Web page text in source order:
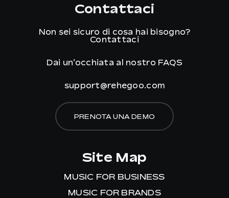
Contattaci
Non sei sicuro di cosa hai bisogno?
Contattaci
Dai un’occhiata al nostro FAQS
support@rehegoo.com
PRENOTA UNA DEMO
Site Map
MUSIC FOR BUSINESS
MUSIC FOR BRANDS